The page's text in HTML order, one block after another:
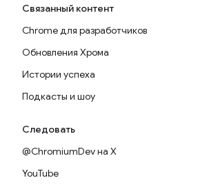
Связанный контент
Chrome для разработчиков
Обновления Хрома
Истории успеха
Подкасты и шоу
Следовать
@ChromiumDev на X
YouTube